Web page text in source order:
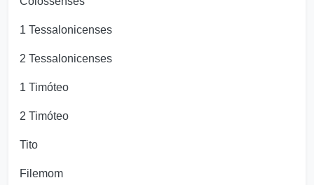
1 Tessalonicenses
2 Tessalonicenses
1 Timóteo
2 Timóteo
Tito
Filemom